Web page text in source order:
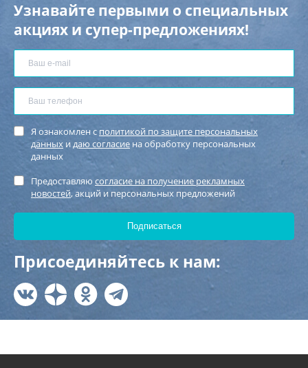
Узнавайте первыми о специальных
акциях и супер-предложениях!
Я ознакомлен с политикой по защите персональных
данных идаю согласие на обработку персональных
данных
Предоставляю согласие на получение рекламных
новостей, акций и персональных предложений
Присоединяйтесь к нам: